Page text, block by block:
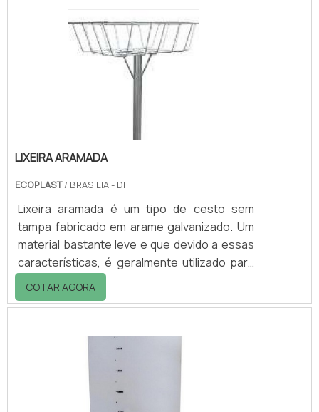
para possibilitar a aeração e com isso evitar
o mofo. O uso desse cesto, possibilita
também a organização e separação dos
diferentes tipos de roupas, de cama, m.
LIXEIRA ARAMADA
ECOPLAST/ BRASILIA - DF
Lixeira aramada é um tipo de cesto sem
tampa fabricado em arame galvanizado. Um
material bastante leve e que devido a essas
características, é geralmente utilizado para
coleta de resíduos secos, como latinhas,
papel e embalagens plásticas e
lixeira também apresenta a vantagem de ter
baixo custo, o que a torna uma opção muito
econômica para ambientes com grande fluxo
de pessoas e de grande geração de
resíduos. Pode ser utilizada no chão ou
COTAR AGORA